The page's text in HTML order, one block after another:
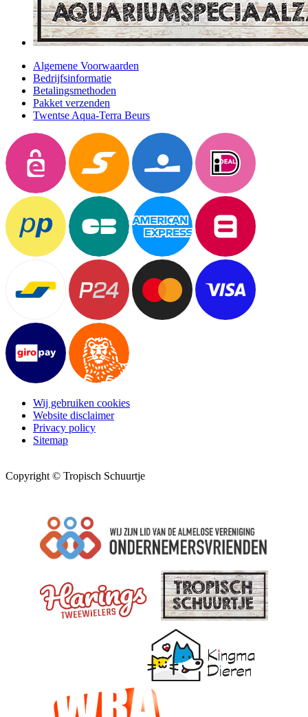
Algemene Voorwaarden
Bedrijfsinformatie
Betalingsmethoden
Pakket verzenden
Twentse Aqua-Terra Beurs
Wij gebruiken cookies
Website disclaimer
Privacy policy
Sitemap
Copyright © Tropisch Schuurtje